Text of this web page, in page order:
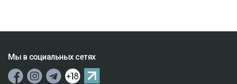
Мы в социальных сетях